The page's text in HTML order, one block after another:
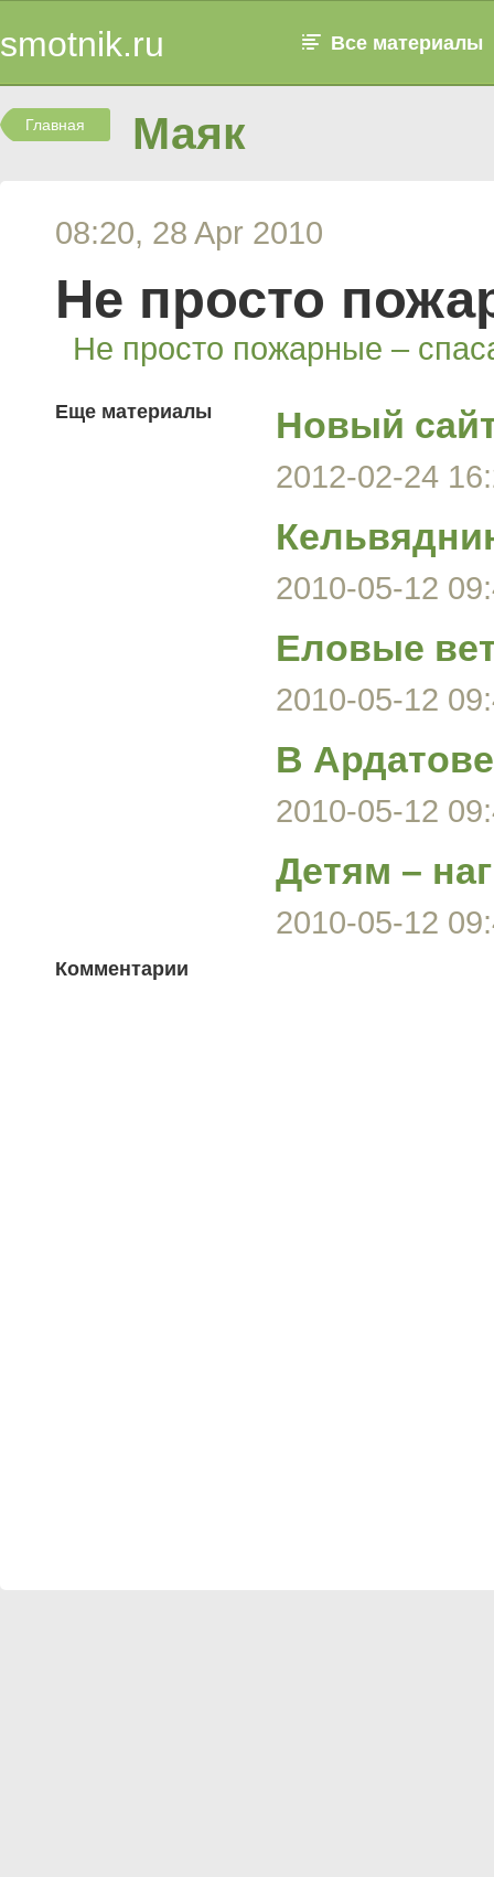
smotnik.ru Все материалы
Главная Маяк
08:20, 28 Apr 2010
Не просто
Не просто пожарные –
Еще материалы Новый
2012-02-24
2010-05-12
Еловые
2010-05-12
В
2010-05-12
Детям –
2010-05-12
Комментарии